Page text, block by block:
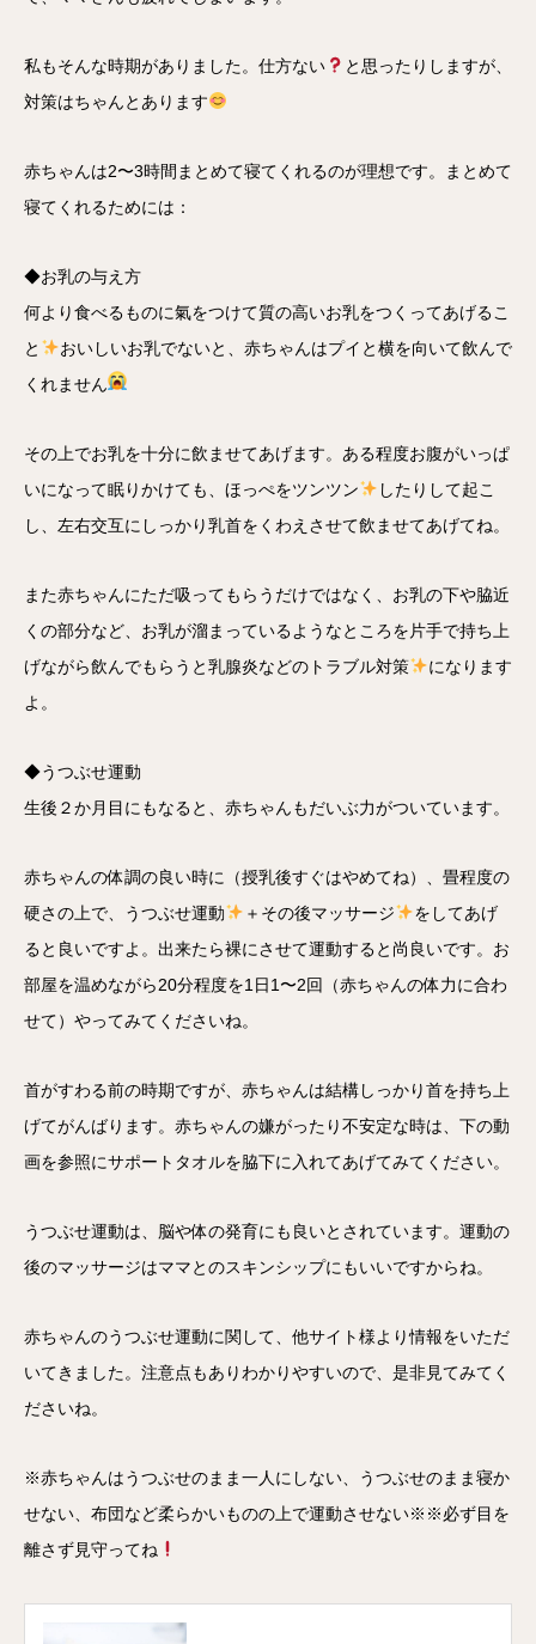
私もそんな時期がありました。仕方ない
と思ったりしますが、
対策はちゃんとあります
赤ちゃんは2〜3時間まとめて寝てくれるのが理想です。まとめて
寝てくれるためには：
◆お乳の与え方
何より食べるものに氣をつけて質の高いお乳をつくってあげるこ
と
おいしいお乳でないと、赤ちゃんはプイと横を向いて飲んで
くれません
その上でお乳を十分に飲ませてあげます。ある程度お腹がいっぱ
いになって眠りかけても、ほっぺをツンツン
したりして起こ
し、左右交互にしっかり乳首をくわえさせて飲ませてあげてね。
また赤ちゃんにただ吸ってもらうだけではなく、お乳の下や脇近
くの部分など、お乳が溜まっているようなところを片手で持ち上
げながら飲んでもらうと乳腺炎などのトラブル対策
になります
よ。
◆うつぶせ運動
生後２か月目にもなると、赤ちゃんもだいぶ力がついています。
赤ちゃんの体調の良い時に（授乳後すぐはやめてね）、畳程度の
硬さの上で、うつぶせ運動
＋その後マッサージ
をしてあげ
ると良いですよ。出来たら裸にさせて運動すると尚良いです。お
部屋を温めながら20分程度を1日1〜2回（赤ちゃんの体力に合わ
せて）やってみてくださいね。
首がすわる前の時期ですが、赤ちゃんは結構しっかり首を持ち上
げてがんばります。赤ちゃんの嫌がったり不安定な時は、下の動
画を参照にサポートタオルを脇下に入れてあげてみてください。
うつぶせ運動は、脳や体の発育にも良いとされています。運動の
後のマッサージはママとのスキンシップにもいいですからね。
赤ちゃんのうつぶせ運動に関して、他サイト様より情報をいただ
いてきました。注意点もありわかりやすいので、是非見てみてく
ださいね。
※赤ちゃんはうつぶせのまま一人にしない、うつぶせのまま寝か
せない、布団など柔らかいものの上で運動させない※※必ず目を
離さず見守ってね